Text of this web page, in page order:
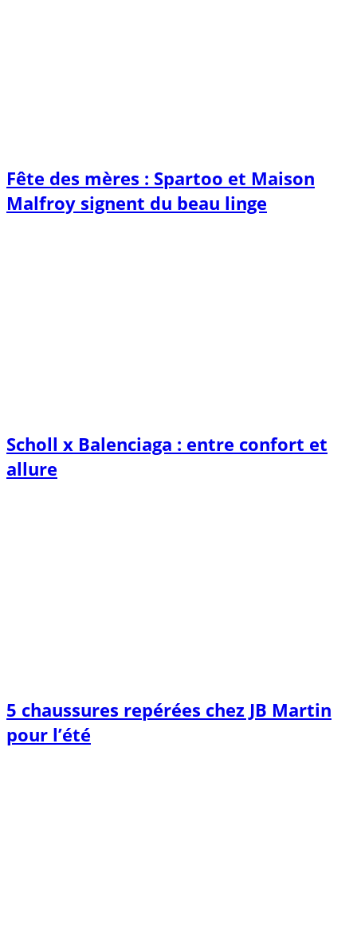
Fête des mères : Spartoo et Maison
Malfroy signent du beau linge
Scholl x Balenciaga : entre confort et
allure
5 chaussures repérées chez JB Martin
pour l’été